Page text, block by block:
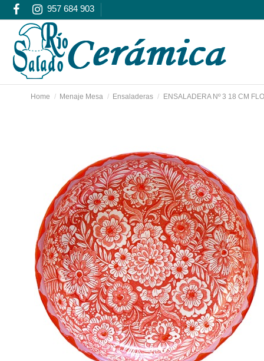
957 684 903
Home Menaje Mesa Ensaladeras ENSALADERA Nº 3 18 CM